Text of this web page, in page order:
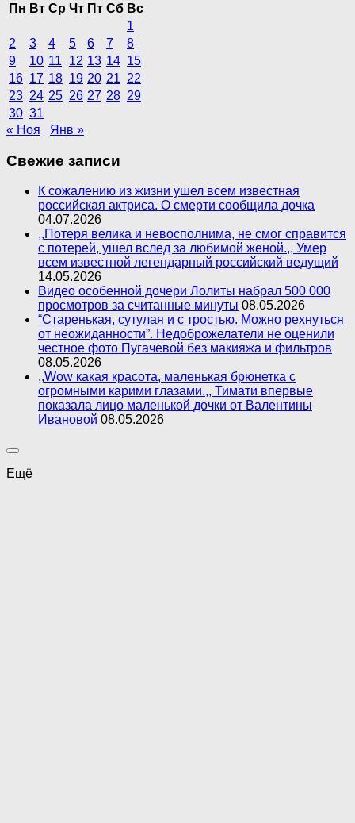
Пн Вт Ср Чт Пт Сб Вс
1
2
3 4 5 6 7
8
9
10 11 12 13 14 15
16 17 18 19 20 21 22
23 24 25 26 27 28 29
30 31
« Ноя
Янв »
Свежие записи
К сожалению из жизни ушел всем известная
российская актриса. О смерти сообщила дочка
04.07.2026
,,Потеря велика и невосполнима, не смог справится
с потерей, ушел вслед за любимой женой.,, Умер
всем известной легендарный российский ведущий
14.05.2026
Видео особенной дочери Лолиты набрал 500 000
просмотров за считанные минуты 08.05.2026
“Старенькая, сутулая и с тростью. Можно рехнуться
от неожиданности”. Недоброжелатели не оценили
честное фото Пугачевой без макияжа и фильтров
08.05.2026
,,Wow какая красота, маленькая брюнетка с
огромными карими глазами.,, Тимати впервые
показала лицо маленькой дочки от Валентины
Ивановой 08.05.2026
Ещё